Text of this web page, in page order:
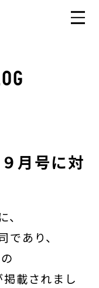
月号に対
あり、
載されまし